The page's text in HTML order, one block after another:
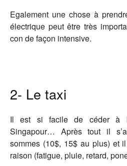
Egalement une chose à
électrique peut être très
con de façon intensive.
2- Le taxi
Il est si facile de céder à
Singapour… Après tout il
sommes (10$, 15$ au plus) et
raison (fatigue, pluie, retard,